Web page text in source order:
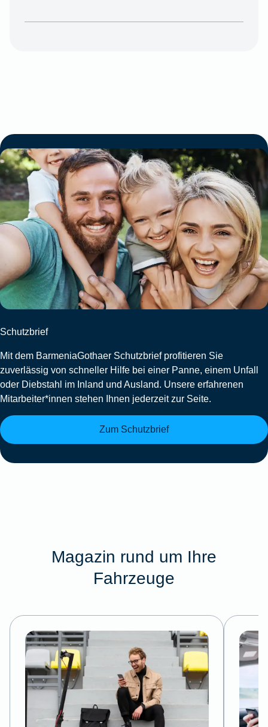
Schutzbrief
Mit dem BarmeniaGothaer Schutzbrief profitieren Sie
zuverlässig von schneller Hilfe bei einer Panne, einem Unfall
oder Diebstahl im Inland und Ausland. Unsere erfahrenen
Mitarbeiter*innen stehen Ihnen jederzeit zur Seite.
Zum Schutzbrief
Magazin rund um Ihre
Fahrzeuge